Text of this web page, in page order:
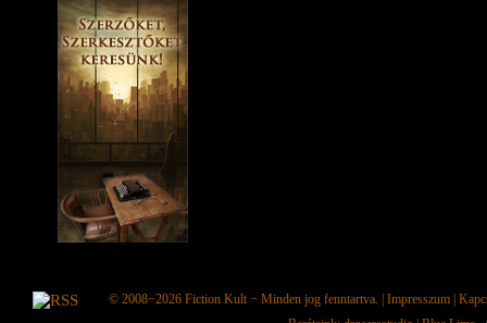
© 2008−2026 Fiction Kult − Minden jog fenntartva. | Impresszum